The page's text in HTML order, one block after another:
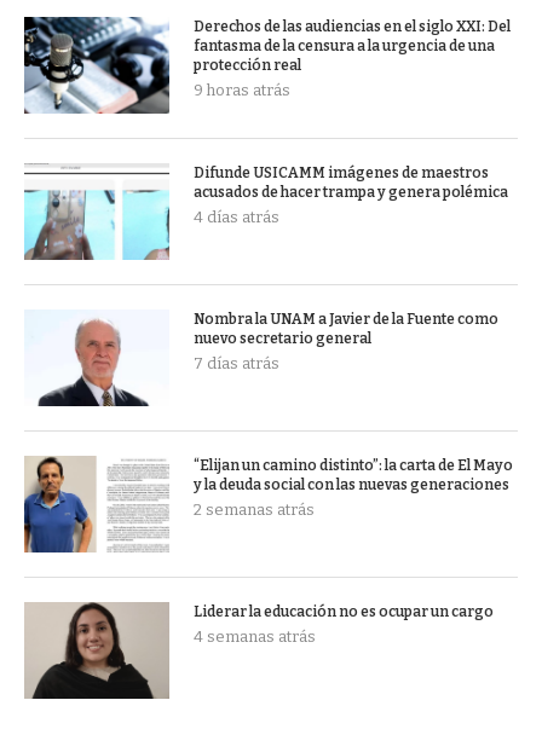
Derechos de las audiencias en el siglo XXI: Del
fantasma de la censura a la urgencia de una
protección real
9 horas atrás
Difunde USICAMM imágenes de maestros
acusados de hacer trampa y genera polémica
4 días atrás
Nombra la UNAM a Javier de la Fuente como
nuevo secretario general
7 días atrás
“Elijan un camino distinto”: la carta de El Mayo
y la deuda social con las nuevas generaciones
2 semanas atrás
Liderar la educación no es ocupar un cargo
4 semanas atrás